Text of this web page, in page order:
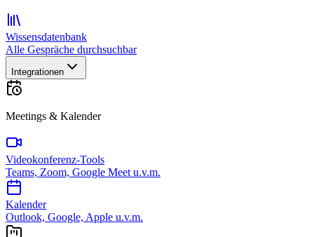
Wissensdatenbank
Alle Gespräche durchsuchbar
Integrationen
Meetings & Kalender
Videokonferenz-Tools
Teams, Zoom, Google Meet u.v.m.
Kalender
Outlook, Google, Apple u.v.m.